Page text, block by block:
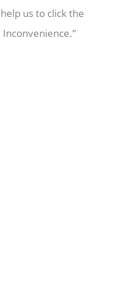
us to click the